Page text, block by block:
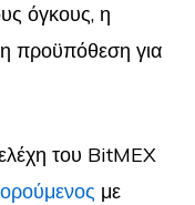
όγκους, η
προϋπόθεση για
του BitMEX
με